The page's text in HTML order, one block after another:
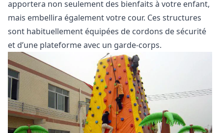
apportera non seulement des bienfaits à votre enfant,
mais embellira également votre cour. Ces structures
sont habituellement équipées de cordons de sécurité
et d’une plateforme avec un garde-corps.